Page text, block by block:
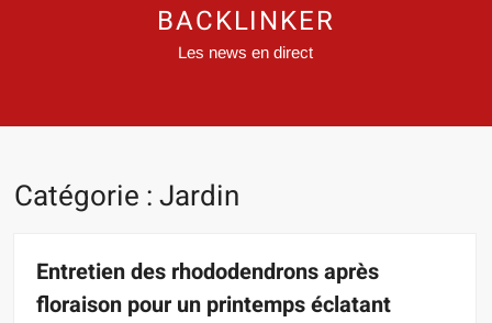
BACKLINKER
Les news en direct
Catégorie :Jardin
Entretien des rhododendrons après
floraison pour un printemps éclatant